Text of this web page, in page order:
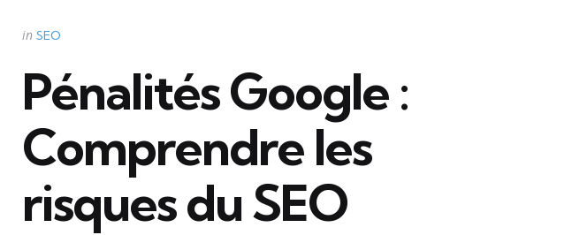
Categories
Posted
in SEO
Pénalités Google :
Comprendre les
risques du SEO